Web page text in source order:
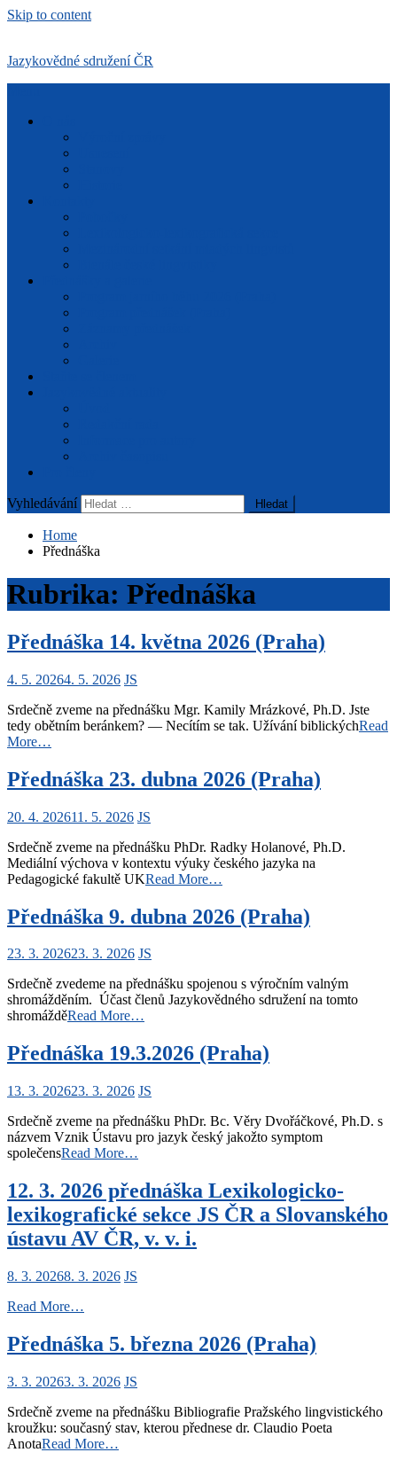
Skip to content
Jazykovědné sdružení ČR
Vyhledávání
Home
Přednáška
Rubrika: Přednáška
Přednáška 14. května 2026 (Praha)
4. 5. 20264. 5. 2026 JS
Srdečně zveme na přednášku Mgr. Kamily Mrázkové, Ph.D. Jste
tedy obětním beránkem? — Necítím se tak. Užívání biblickýchRead
More…
Přednáška 23. dubna 2026 (Praha)
20. 4. 202611. 5. 2026 JS
Srdečně zveme na přednášku PhDr. Radky Holanové, Ph.D.
Mediální výchova v kontextu výuky českého jazyka na
Pedagogické fakultě UKRead More…
Přednáška 9. dubna 2026 (Praha)
23. 3. 202623. 3. 2026 JS
Srdečně zvedeme na přednášku spojenou s výročním valným
shromážděním. Účast členů Jazykovědného sdružení na tomto
shromážděRead More…
Přednáška 19.3.2026 (Praha)
13. 3. 202623. 3. 2026 JS
Srdečně zveme na přednášku PhDr. Bc. Věry Dvořáčkové, Ph.D. s
názvem Vznik Ústavu pro jazyk český jakožto symptom
společensRead More…
12. 3. 2026 přednáška Lexikologicko-
lexikografické sekce JS ČR a Slovanského
ústavu AV ČR, v. v. i.
8. 3. 20268. 3. 2026 JS
Read More…
Přednáška 5. března 2026 (Praha)
3. 3. 20263. 3. 2026 JS
Srdečně zveme na přednášku Bibliografie Pražského lingvistického
kroužku: současný stav, kterou přednese dr. Claudio Poeta
AnotaRead More…